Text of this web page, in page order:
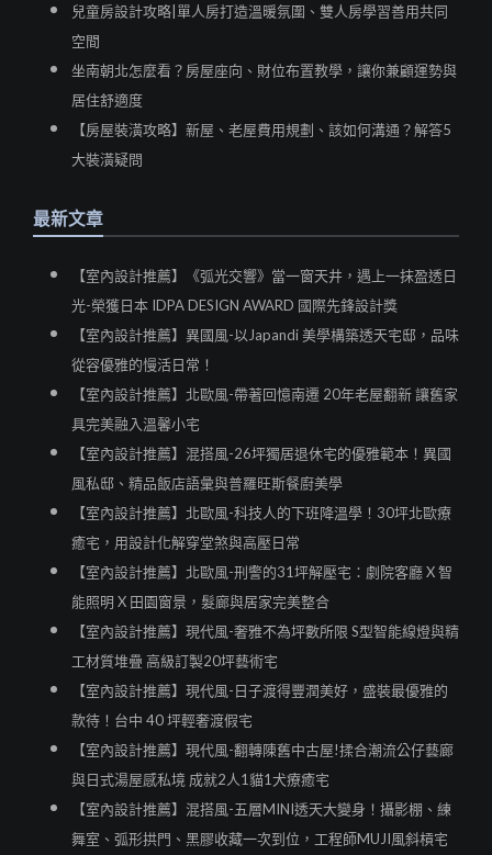
兒童房設計攻略|單人房打造溫暖氛圍、雙人房學習善用共同
空間
坐南朝北怎麼看？房屋座向、財位布置教學，讓你兼顧運勢與
居住舒適度
【房屋裝潢攻略】新屋、老屋費用規劃、該如何溝通？解答5
大裝潢疑問
最新文章
【室內設計推薦】《弧光交響》當一窗天井，遇上一抹盈透日
光-榮獲日本 IDPA DESIGN AWARD 國際先鋒設計獎
【室內設計推薦】異國風-以Japandi 美學構築透天宅邸，品味
從容優雅的慢活日常！
【室內設計推薦】北歐風-帶著回憶南遷 20年老屋翻新 讓舊家
具完美融入溫馨小宅
【室內設計推薦】混搭風-26坪獨居退休宅的優雅範本！異國
風私邸、精品飯店語彙與普羅旺斯餐廚美學
【室內設計推薦】北歐風-科技人的下班降溫學！30坪北歐療
癒宅，用設計化解穿堂煞與高壓日常
【室內設計推薦】北歐風-刑警的31坪解壓宅：劇院客廳 X 智
能照明 X 田園窗景，髮廊與居家完美整合
【室內設計推薦】現代風-奢雅不為坪數所限 S型智能線燈與精
工材質堆疊 高級訂製20坪藝術宅
【室內設計推薦】現代風-日子渡得豐潤美好，盛裝最優雅的
款待！台中 40 坪輕奢渡假宅
【室內設計推薦】現代風-翻轉陳舊中古屋!揉合潮流公仔藝廊
與日式湯屋感私境 成就2人1貓1犬療癒宅
【室內設計推薦】混搭風-五層MINI透天大變身！攝影棚、練
舞室、弧形拱門、黑膠收藏一次到位，工程師MUJI風斜槓宅